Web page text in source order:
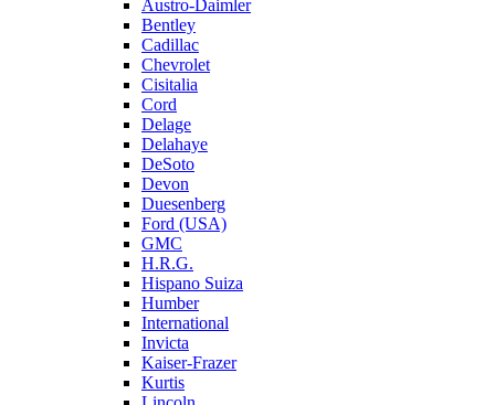
Austro-Daimler
Bentley
Cadillac
Chevrolet
Cisitalia
Cord
Delage
Delahaye
DeSoto
Devon
Duesenberg
Ford (USA)
GMC
H.R.G.
Hispano Suiza
Humber
International
Invicta
Kaiser-Frazer
Kurtis